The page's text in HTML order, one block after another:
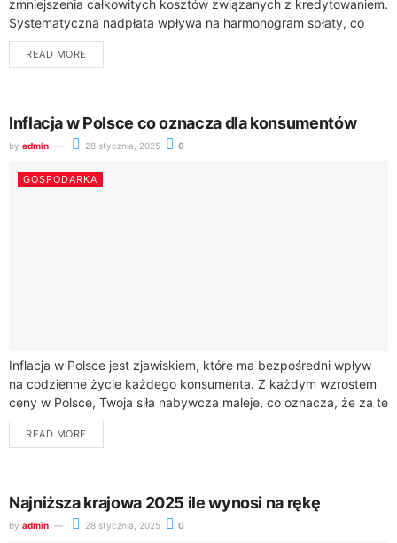
zmniejszenia całkowitych kosztów związanych z kredytowaniem.
Systematyczna nadpłata wpływa na harmonogram spłaty, co
prowadzi do szybszej redukcji kapitału pozostałego do spłaty.
Dzięki...
READ MORE
Inflacja w Polsce co oznacza dla konsumentów
by admin 28 stycznia, 2025 0
GOSPODARKA
Inflacja w Polsce jest zjawiskiem, które ma bezpośredni wpływ
na codzienne życie każdego konsumenta. Z każdym wzrostem
ceny w Polsce, Twoja siła nabywcza maleje, co oznacza, że za te
same...
READ MORE
Najniższa krajowa 2025 ile wynosi na rękę
by admin 28 stycznia, 2025 0